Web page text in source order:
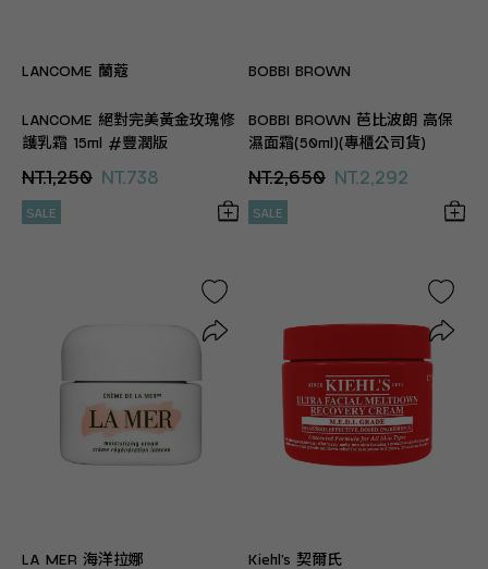
LANCOME 蘭蔻
LANCOME 絕對完美黃金玫瑰修
護乳霜 15ml #豐潤版
NT.1,250 NT.738
SALE
BOBBI BROWN
BOBBI BROWN 芭比波朗 高保
濕面霜(50ml)(專櫃公司貨)
NT.2,650 NT.2,292
SALE
LA MER 海洋拉娜 Kiehl’s 契爾氏